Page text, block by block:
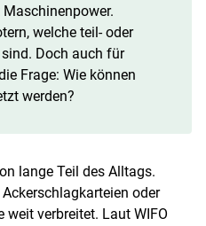
welche teil- oder
Doch auch für
Frage: Wie können
werden?
lange Teil des Alltags.
oder
weit verbreitet. Laut WIFO